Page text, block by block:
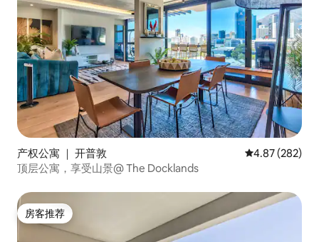
产权公寓 ｜ 开普敦 平均评分 4.87
4.87 (282)
顶层公寓，享受山景@ The Docklands
房客推荐
房客推荐